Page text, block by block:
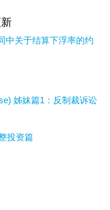
中关于结算下浮率的约
姊妹篇1：反制裁诉讼
投资篇